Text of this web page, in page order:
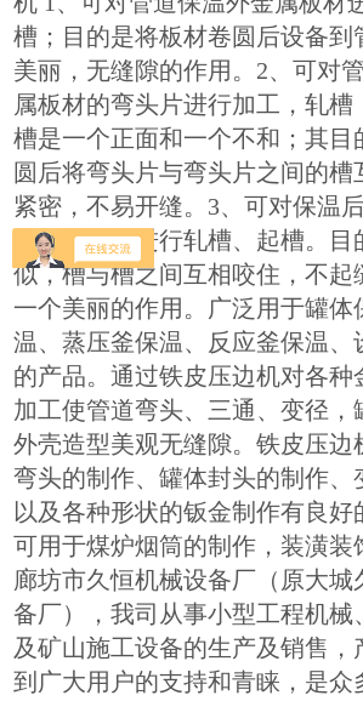
槽；目的是将板材卷圆后设备到
美丽，无缝隙的作用。2、可对
属板材的弯头片进行加工，轧槽
槽是一个正面和一个不和；其目
圆后将弯头片与弯头片之间的槽
紧密，不易开缝。3、可对保温
材的封头片进行轧槽、起槽。
似，槽与槽之间互相咬住，不起
一个美丽的作用。广泛用于罐体
温、蒸压釜保温、反应釜保温、
的产品。通过铁皮压边机对各种
加工使管道弯头、三通、变径，
外壳造型美观无缝隙。铁皮压边
弯头的制作、罐体封头的制作、
以及各种形状的钣金制作有良好
可用于煤炉烟筒的制作，装潢装
廊坊市久恒机械设备厂（原大城
备厂），我司从事小型工程机械
及矿山施工设备的生产及销售，
到广大用户的支持和青睐，是众